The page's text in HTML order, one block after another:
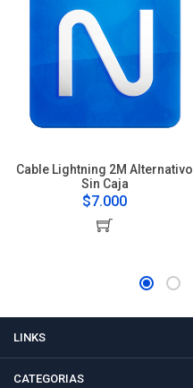
Cable Lightning 2M Alternativo
Sin Caja
$7.000
LINKS
CATEGORIAS